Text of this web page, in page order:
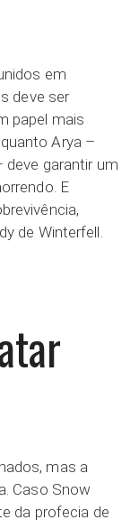
em
deve ser
papel mais
Arya –
deve garantir um
E
de Winterfell.
mas a
Caso Snow
da profecia de